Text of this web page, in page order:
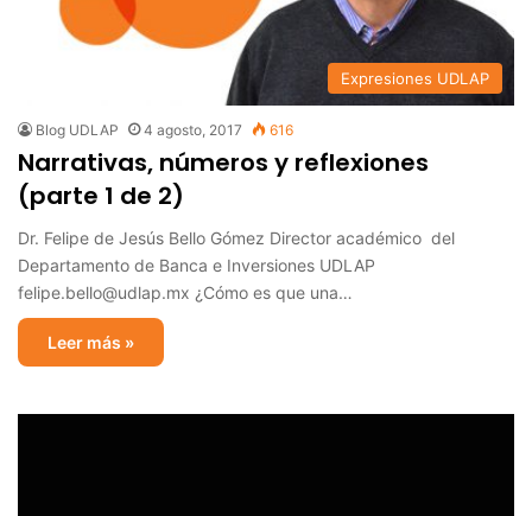
Expresiones UDLAP
Blog UDLAP 4 agosto, 2017 616
Narrativas, números y reflexiones
(parte 1 de 2)
Dr. Felipe de Jesús Bello Gómez Director académico del
Departamento de Banca e Inversiones UDLAP
felipe.bello@udlap.mx ¿Cómo es que una…
Leer más »